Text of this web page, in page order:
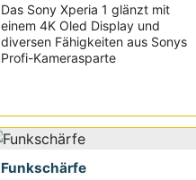
Das Sony Xperia 1 glänzt mit
einem 4K Oled Display und
diversen Fähigkeiten aus Sonys
Profi-Kamerasparte
Funkschärfe